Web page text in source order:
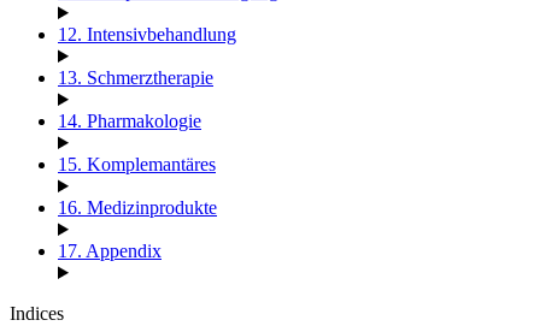
12. Intensivbehandlung
13. Schmerztherapie
14. Pharmakologie
15. Komplemantäres
16. Medizinprodukte
17. Appendix
Indices